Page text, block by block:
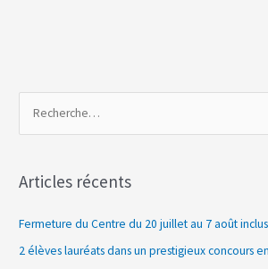
h
Articles récents
Fermeture du Centre du 20 juillet au 7 août
2 élèves lauréats dans un prestigieux concours